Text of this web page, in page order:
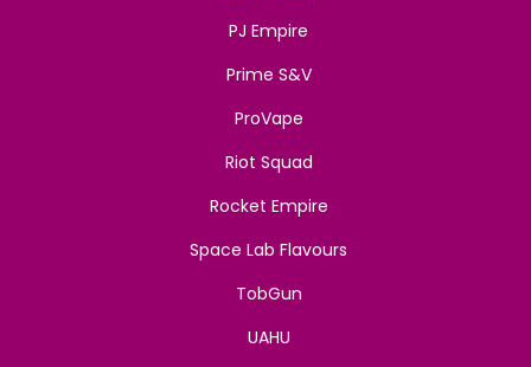
PJ Empire
Prime S&V
ProVape
Riot Squad
Rocket Empire
Space Lab Flavours
TobGun
UAHU